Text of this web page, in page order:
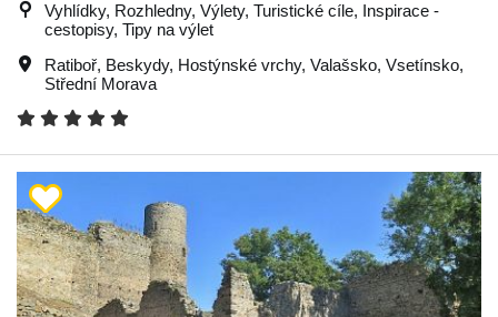
Vyhlídky, Rozhledny, Výlety, Turistické cíle, Inspirace -
cestopisy, Tipy na výlet
Ratiboř, Beskydy, Hostýnské vrchy, Valašsko, Vsetínsko,
Střední Morava